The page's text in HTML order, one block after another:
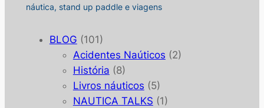
náutica, stand up paddle e viagens
BLOG (101)
Acidentes Naúticos (2)
História (8)
Livros náuticos (5)
NAUTICA TALKS (1)